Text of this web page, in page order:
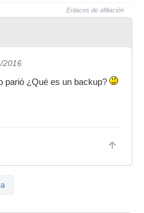
Enlaces de afiliación
2016
parió ¿Qué es un backup?